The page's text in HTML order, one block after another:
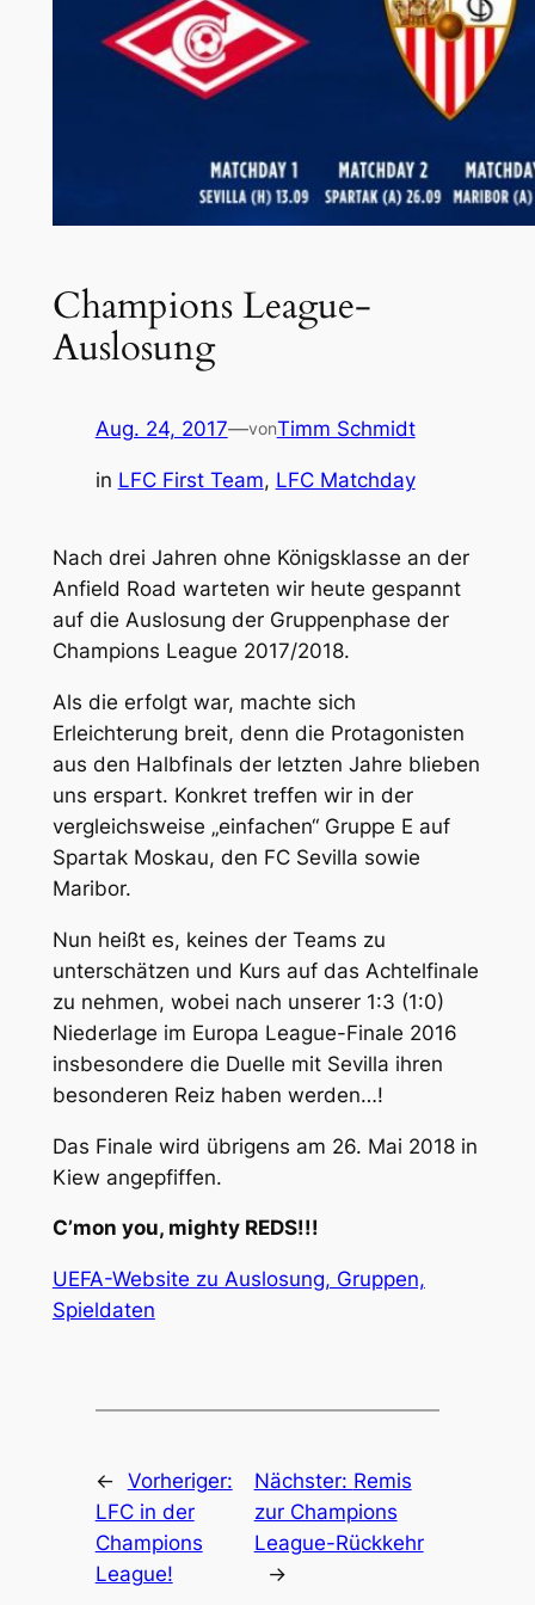
Champions League-
Auslosung
Aug. 24, 2017—vonTimm Schmidt
in LFC First Team, LFC Matchday
Nach drei Jahren ohne Königsklasse an der
Anfield Road warteten wir heute gespannt
auf die Auslosung der Gruppenphase der
Champions League 2017/2018.
Als die erfolgt war, machte sich
Erleichterung breit, denn die Protagonisten
aus den Halbfinals der letzten Jahre blieben
uns erspart. Konkret treffen wir in der
vergleichsweise „einfachen“ Gruppe E auf
Spartak Moskau, den FC Sevilla sowie
Maribor.
Nun heißt es, keines der Teams zu
unterschätzen und Kurs auf das Achtelfinale
zu nehmen, wobei nach unserer 1:3 (1:0)
Niederlage im Europa League-Finale 2016
insbesondere die Duelle mit Sevilla ihren
besonderen Reiz haben werden…!
Das Finale wird übrigens am 26. Mai 2018 in
Kiew angepfiffen.
C’mon you, mighty REDS!!!
UEFA-Website zu Auslosung, Gruppen,
Spieldaten
← Vorheriger:
LFC in der
Champions
League!
Nächster: Remis
zur Champions
League-Rückkehr
→